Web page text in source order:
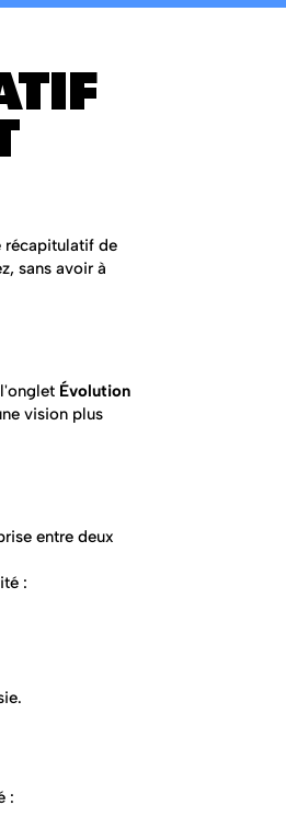
récapitulatif de
sans avoir à
Évolution
vision plus
entre deux
:
: